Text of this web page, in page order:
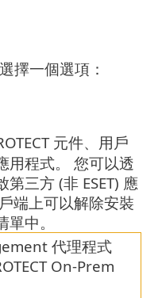
擇一個選項：
元件、用戶
用程式。 您可以透
第三方 (非 ESET) 應
端上可以解除安裝
中。
代理程式
On-Prem